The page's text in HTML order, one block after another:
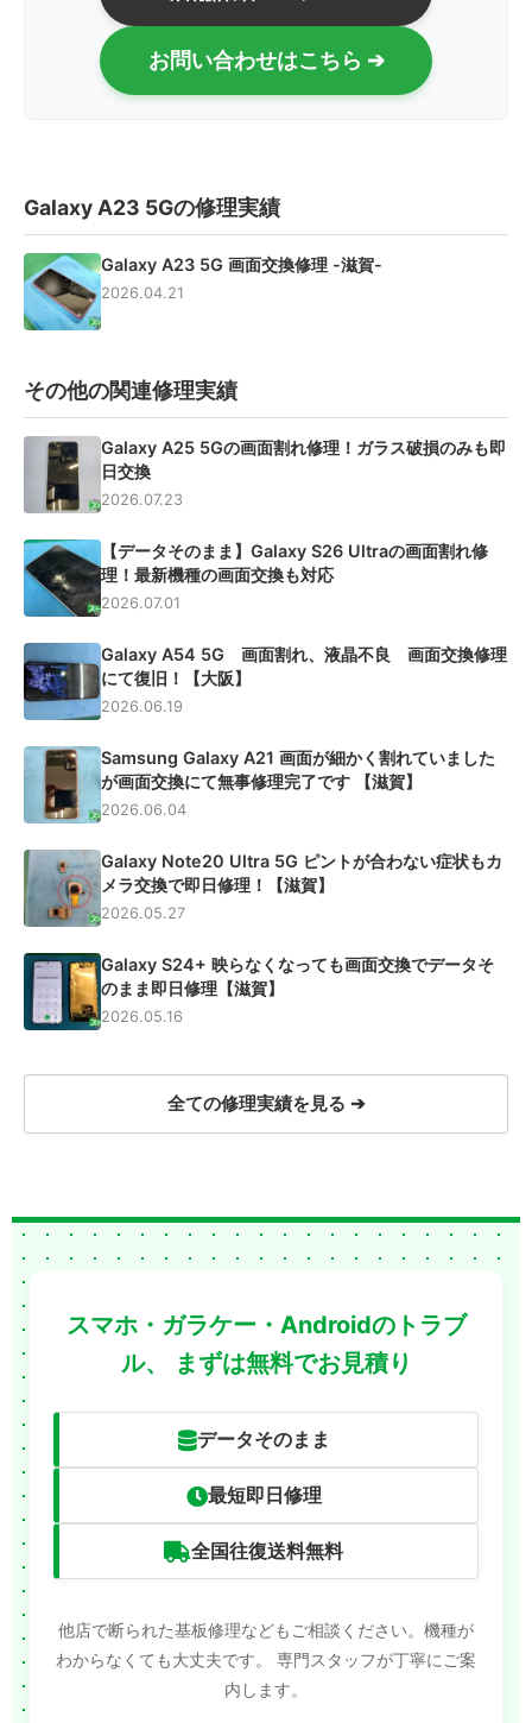
お問い合わせはこちら ➔
Galaxy A23 5Gの修理実績
Galaxy A23 5G 画面交換修理 -滋賀-
2026.04.21
その他の関連修理実績
Galaxy A25 5Gの画面割れ修理！ガラス破損のみも即
日交換
2026.07.23
【データそのまま】Galaxy S26 Ultraの画面割れ修
理！最新機種の画面交換も対応
2026.07.01
Galaxy A54 5G 画面割れ、液晶不良 画面交換修理
にて復旧！【大阪】
2026.06.19
Samsung Galaxy A21 画面が細かく割れていました
が画面交換にて無事修理完了です 【滋賀】
2026.06.04
Galaxy Note20 Ultra 5G ピントが合わない症状もカ
メラ交換で即日修理！【滋賀】
2026.05.27
Galaxy S24+ 映らなくなっても画面交換でデータそ
のまま即日修理【滋賀】
2026.05.16
全ての修理実績を見る ➔
スマホ・ガラケー・Androidのトラブ
ル、
まずは無料でお見積り
データそのまま
最短即日修理
全国往復送料無料
他店で断られた基板修理などもご相談ください。機種が
わからなくても大丈夫です。
専門スタッフが丁寧にご案
内します。